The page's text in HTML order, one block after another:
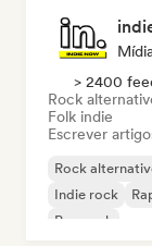
> 2400
Rock
Folk indie
Escrever
Rock
Indie rock
Pop rock